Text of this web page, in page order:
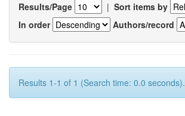
Results/Page | Sort items by
In order
Authors/record
Results 1-1 of 1 (Search time: 0.0 seconds).